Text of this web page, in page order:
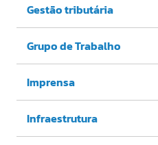
Gestão tributária
Grupo de Trabalho
Imprensa
Infraestrutura